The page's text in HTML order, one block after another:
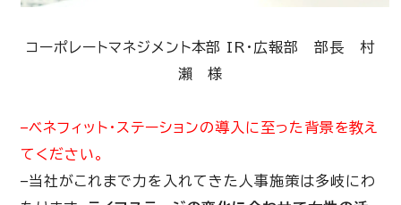
コーポレートマネジメント本部 IR・広報部 部長 村
瀨 様
–ベネフィット・ステーションの導入に至った背景を教え
てください。
–当社がこれまで力を入れてきた人事施策は多岐にわ